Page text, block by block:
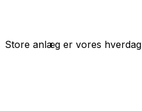
Store anlæg er vores hverdag